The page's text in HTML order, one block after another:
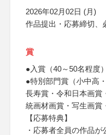
2026年02月02日 (月)
作品提出・応募締切、
賞
●入賞（40～50名程度）
●特別部門賞（小中高
長寿賞・令和日本画賞
統画材画賞・写生画賞
【応募特典】
・応募者全員の作品が